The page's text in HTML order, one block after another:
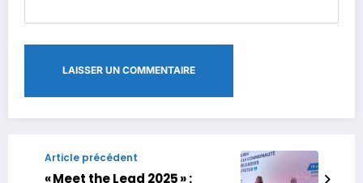
Article précédent
« Meet the Lead 2025 » :